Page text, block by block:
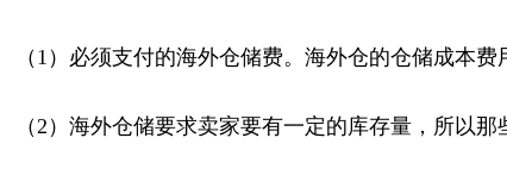
（1）必须支付的海外仓储费。海外仓的仓储成本费
（2）海外仓储要求卖家要有一定的库存量，所以